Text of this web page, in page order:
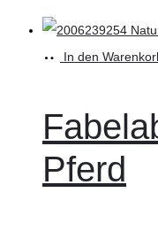
In den
Pferd